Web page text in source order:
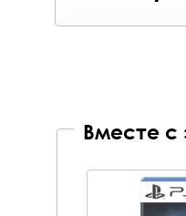
Вместе с